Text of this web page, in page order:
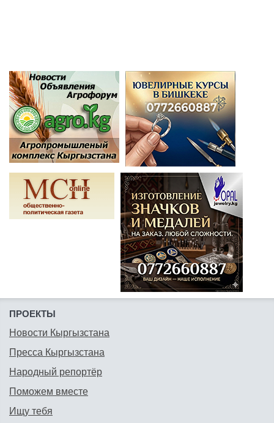
ПРОЕКТЫ
Новости Кыргызстана
Пресса Кыргызстана
Народный репортёр
Поможем вместе
Ищу тебя